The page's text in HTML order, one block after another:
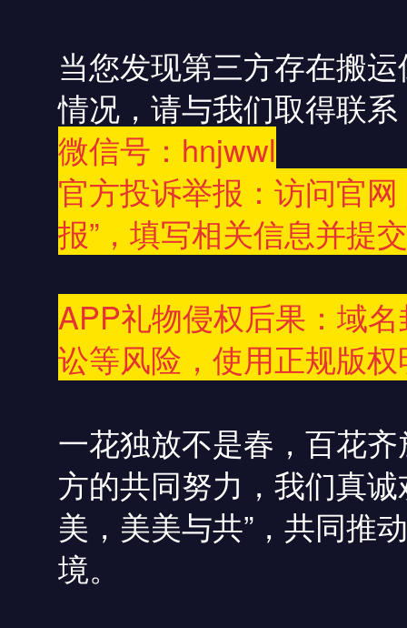
当您发现第三方存在搬
情况，请与我们取得联
微信号：hnjwwl
官方投诉举报：访问官网
报”，填写相关信息并提
APP礼物侵权后果：域
讼等风险，使用正规版
一花独放不是春，百花
方的共同努力，我们真
美，美美与共”，共同推
境。